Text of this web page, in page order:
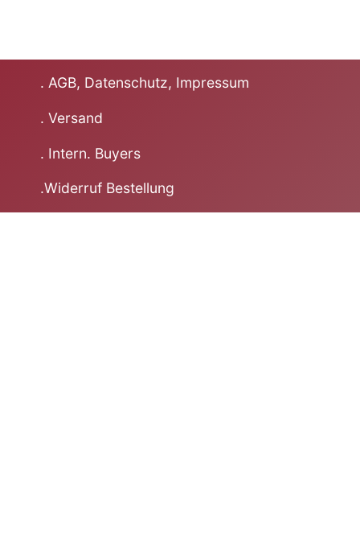
. AGB, Datenschutz, Impressum
. Versand
. Intern. Buyers
.Widerruf Bestellung